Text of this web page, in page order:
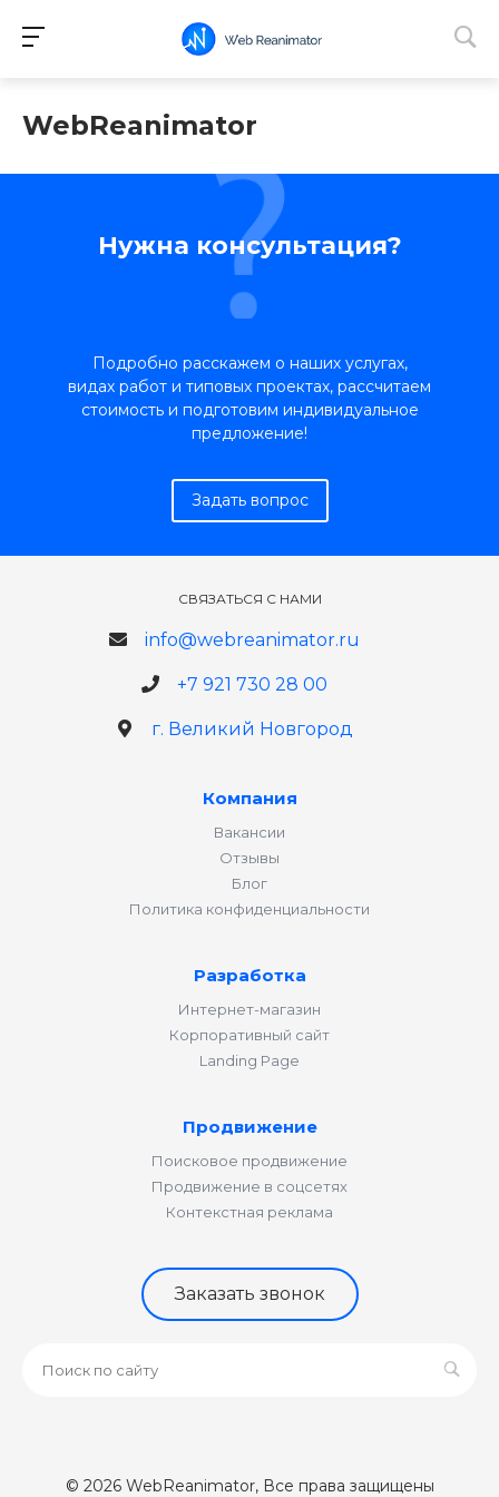
WebReanimator
Нужна консультация?
Подробно расскажем о наших услугах,
видах работ и типовых проектах, рассчитаем
стоимость и подготовим индивидуальное
предложение!
Задать вопрос
СВЯЗАТЬСЯ С НАМИ
info@webreanimator.ru
+7 921 730 28 00
г. Великий Новгород
Компания
Вакансии
Отзывы
Блог
Политика конфиденциальности
Разработка
Интернет-магазин
Корпоративный сайт
Landing Page
Продвижение
Поисковое продвижение
Продвижение в соцсетях
Контекстная реклама
Заказать звонок
© 2026 WebReanimator, Все права защищены